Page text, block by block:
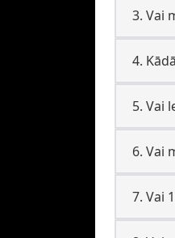
3. Vai
4.
5. Vai
6. Vai
7. Vai